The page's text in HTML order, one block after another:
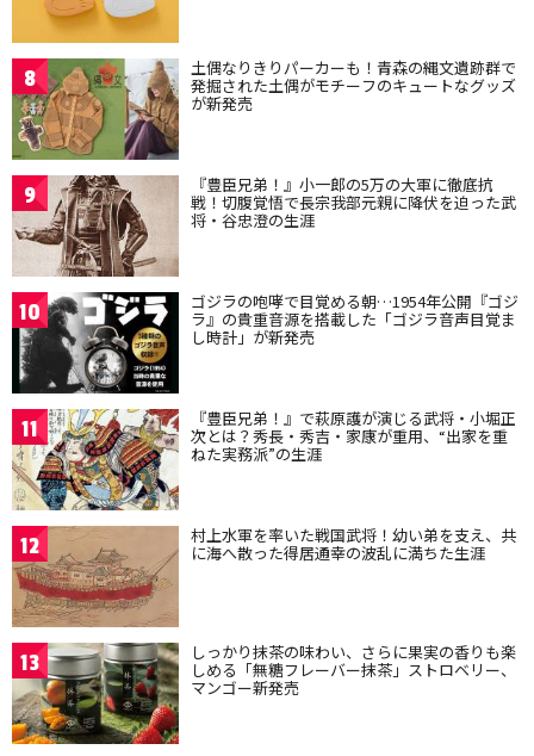
8 土偶なりきりパーカーも！青森の縄文遺跡群で
発掘された土偶がモチーフのキュートなグッズ
が新発売
9 『豊臣兄弟！』小一郎の5万の大軍に徹底抗
戦！切腹覚悟で長宗我部元親に降伏を迫った武
将・谷忠澄の生涯
10 ゴジラの咆哮で目覚める朝…1954年公開『ゴジ
ラ』の貴重音源を搭載した「ゴジラ音声目覚ま
し時計」が新発売
11 『豊臣兄弟！』で萩原護が演じる武将・小堀正
次とは？秀長・秀吉・家康が重用、“出家を重
ねた実務派”の生涯
12 村上水軍を率いた戦国武将！幼い弟を支え、共
に海へ散った得居通幸の波乱に満ちた生涯
13 しっかり抹茶の味わい、さらに果実の香りも楽
しめる「無糖フレーバー抹茶」ストロベリー、
マンゴー新発売